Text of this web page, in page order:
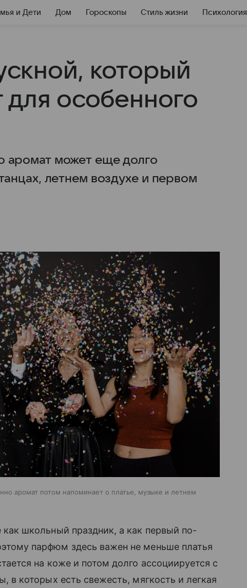
и Дети Дом Гороскопы Стиль жизни Психология
который
для особенного
аромат может еще долго
летнем воздухе и первом
аромат потом напоминает о платье, музыке и летнем
как школьный праздник, а как первый по-
парфюм здесь важен не меньше платья
на коже и потом долго ассоциируется с
в которых есть свежесть, мягкость и легкая